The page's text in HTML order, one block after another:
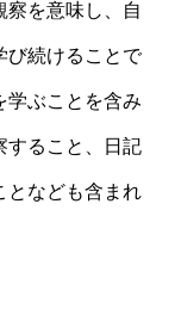
察を意味し、自
び続けることで
学ぶことを含み
すること、日記
となども含まれ